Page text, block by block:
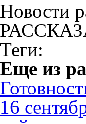
Новости
Теги:
Eще из
16